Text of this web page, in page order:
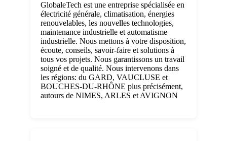
GlobaleTech est une entreprise spécialisée en
électricité générale, climatisation, énergies
renouvelables, les nouvelles technologies,
maintenance industrielle et automatisme
industrielle. Nous mettons à votre disposition,
écoute, conseils, savoir-faire et solutions à
tous vos projets. Nous garantissons un travail
soigné et de qualité. Nous intervenons dans
les régions: du GARD, VAUCLUSE et
BOUCHES-DU-RHÔNE plus précisément,
autours de NIMES, ARLES et AVIGNON